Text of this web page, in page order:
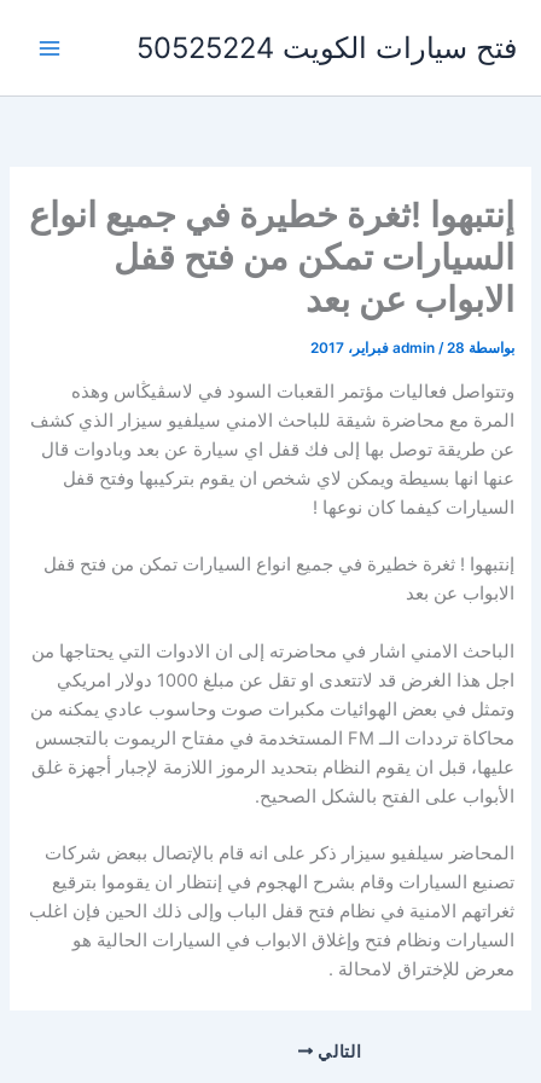
المحتوى
فتح سيارات الكويت 50525224
إنتبهوا !ثغرة خطيرة في جميع انواع
السيارات تمكن من فتح قفل
الابواب عن بعد
بواسطة admin /28 فبراير، 2017
وتتواصل فعاليات مؤتمر القعبات السود في لاسڤيڭاس وهذه
المرة مع محاضرة شيقة للباحث الامني سيلفيو سيزار الذي كشف
عن طريقة توصل بها إلى فك قفل اي سيارة عن بعد وبادوات قال
عنها انها بسيطة ويمكن لاي شخص ان يقوم بتركيبها وفتح قفل
السيارات كيفما كان نوعها !
إنتبهوا ! ثغرة خطيرة في جميع انواع السيارات تمكن من فتح قفل
الابواب عن بعد
الباحث الامني اشار في محاضرته إلى ان الادوات التي يحتاجها من
اجل هذا الغرض قد لاتتعدى او تقل عن مبلغ 1000 دولار امريكي
وتمثل في بعض الهوائيات مكبرات صوت وحاسوب عادي يمكنه من
محاكاة ترددات الــ FM المستخدمة في مفتاح الريموت بالتجسس
عليها، قبل ان يقوم النظام بتحديد الرموز اللازمة لإجبار أجهزة غلق
الأبواب على الفتح بالشكل الصحيح.
المحاضر سيلفيو سيزار ذكر على انه قام بالإتصال ببعض شركات
تصنيع السيارات وقام بشرح الهجوم في إنتظار ان يقوموا بترقيع
ثغراتهم الامنية في نظام فتح قفل الباب وإلى ذلك الحين فإن اغلب
السيارات ونظام فتح وإغلاق الابواب في السيارات الحالية هو
معرض للإختراق لامحالة .
التالي